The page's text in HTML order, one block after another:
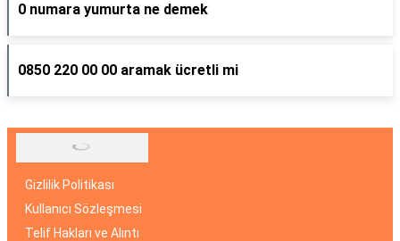
0 numara yumurta ne demek
0850 220 00 00 aramak ücretli mi
Gizlilik Politikası
Kullanıcı Sözleşmesi
Telif Hakları ve Alıntı